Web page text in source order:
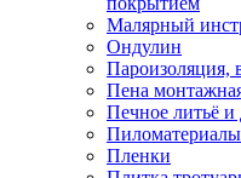
Малярный
Ондулин
Пароизоляция,
Пена
Печное литьё
Пиломатериалы
Пленки